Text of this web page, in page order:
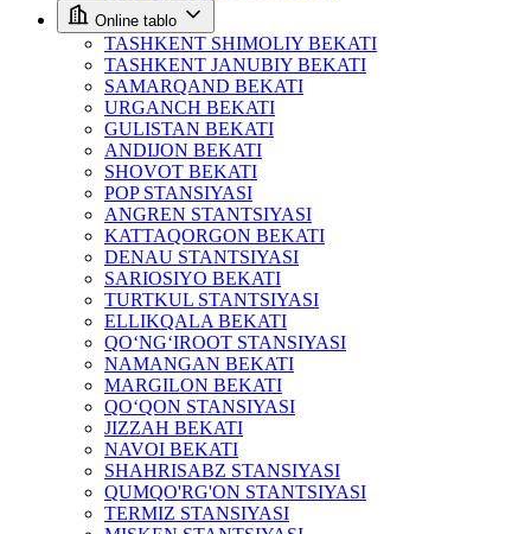
Online tablo
TASHKENT SHIMOLIY BEKATI
TASHKENT JANUBIY BEKATI
SAMARQAND BEKATI
URGANCH BEKATI
GULISTAN BEKATI
ANDIJON BEKATI
SHOVOT BEKATI
POP STANSIYASI
ANGREN STANTSIYASI
KATTAQORGON BEKATI
DENAU STANTSIYASI
SARIOSIYO BEKATI
TURTKUL STANTSIYASI
ELLIKQALA BEKATI
QO‘NG‘IROOT STANSIYASI
NAMANGAN BEKATI
MARGILON BEKATI
QO‘QON STANSIYASI
JIZZAH BEKATI
NAVOI BEKATI
SHAHRISABZ STANSIYASI
QUMQO'RG'ON STANTSIYASI
TERMIZ STANSIYASI